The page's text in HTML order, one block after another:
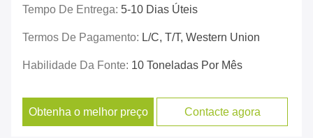
Tempo De Entrega: 5-10 Dias Úteis
Termos De Pagamento: L/C, T/T, Western Union
Habilidade Da Fonte: 10 Toneladas Por Mês
Obtenha o melhor preço Contacte agora